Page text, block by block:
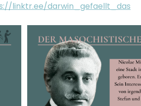
linktr.ee/darwin_gefaellt_das